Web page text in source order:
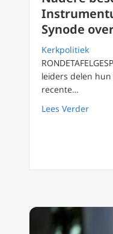
Synode
Kerkpolitiek
leiders delen
recente…
Lees Verder